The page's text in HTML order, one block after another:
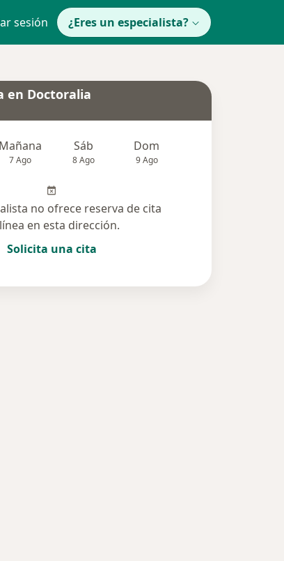
sesión ¿Eres un especialista?
en Doctoralia
Mañana
7 Ago
Sáb
8 Ago
Dom
9 Ago
no ofrece reserva de cita
en esta dirección.
Solicita una cita